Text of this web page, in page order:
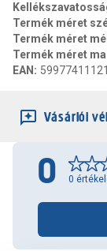
Termék méret
Termék méret
Termék méret
EAN :
Vásárlói
0 0